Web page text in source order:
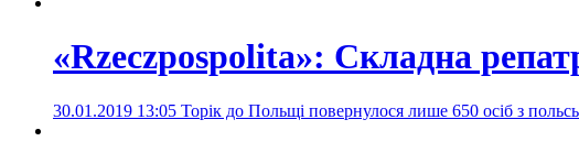
«Rzeczpospolita»: Складна
30.01.2019 13:05 Торік до Польщі повернулося лише 650 осіб з